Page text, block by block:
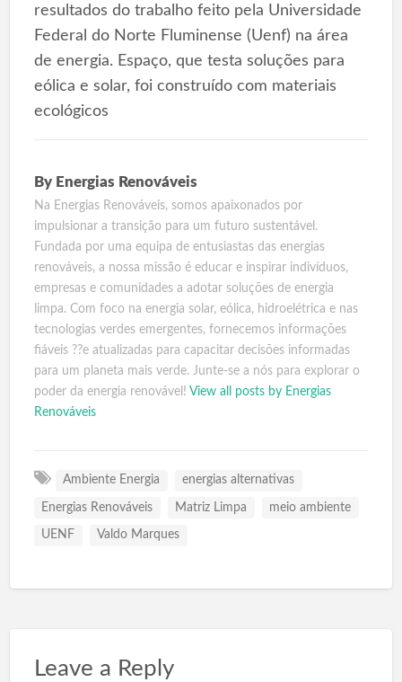
resultados do trabalho feito pela Universidade
Federal do Norte Fluminense (Uenf) na área
de energia. Espaço, que testa soluções para
eólica e solar, foi construído com materiais
ecológicos
By Energias Renováveis
Na Energias Renováveis, somos apaixonados por
impulsionar a transição para um futuro sustentável.
Fundada por uma equipa de entusiastas das energias
renováveis, a nossa missão é educar e inspirar indivíduos,
empresas e comunidades a adotar soluções de energia
limpa. Com foco na energia solar, eólica, hidroelétrica e nas
tecnologias verdes emergentes, fornecemos informações
fiáveis ??e atualizadas para capacitar decisões informadas
para um planeta mais verde. Junte-se a nós para explorar o
poder da energia renovável! View all posts by Energias
Renováveis
Ambiente Energia energias alternativas
Energias Renováveis Matriz Limpa meio ambiente
UENF Valdo Marques
Leave a Reply